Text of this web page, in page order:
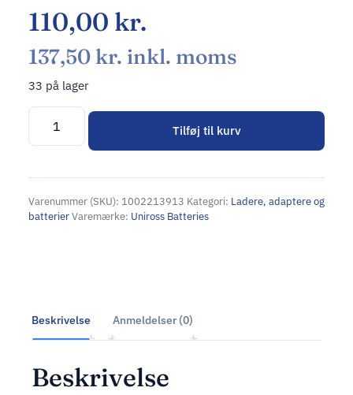
110,00 kr.
137,50 kr. inkl. moms
33 på lager
Tilføj til kurv
Alternative:
Varenummer (SKU): 1002213913 Kategori: Ladere, adaptere og
batterierVaremærke: Uniross Batteries
Beskrivelse Anmeldelser (0)
Beskrivelse